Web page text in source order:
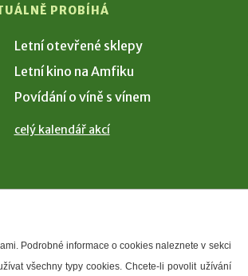
PROBÍHÁ
Letní otevřené sklepy
Letní kino na Amfiku
Povídání o víně s vínem
celý kalendář akcí
Podrobné informace o cookies naleznete v sekci
všechny typy cookies. Chcete-li povolit užívání